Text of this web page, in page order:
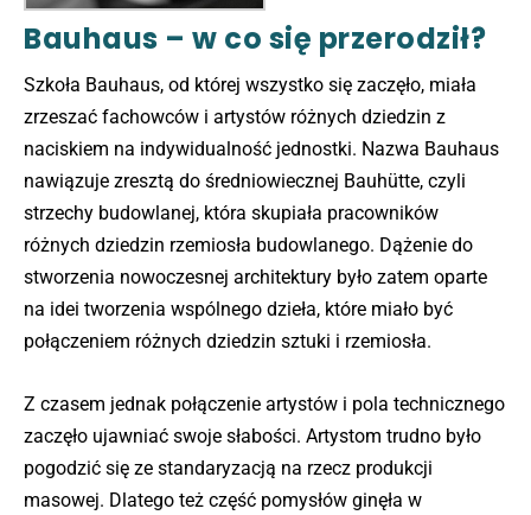
Bauhaus – w co się przerodził?
Szkoła Bauhaus, od której wszystko się zaczęło, miała
zrzeszać fachowców i artystów różnych dziedzin z
naciskiem na indywidualność jednostki. Nazwa Bauhaus
nawiązuje zresztą do średniowiecznej Bauhütte, czyli
strzechy budowlanej, która skupiała pracowników
różnych dziedzin rzemiosła budowlanego. Dążenie do
stworzenia nowoczesnej architektury było zatem oparte
na idei tworzenia wspólnego dzieła, które miało być
połączeniem różnych dziedzin sztuki i rzemiosła.
Z czasem jednak połączenie artystów i pola technicznego
zaczęło ujawniać swoje słabości. Artystom trudno było
pogodzić się ze standaryzacją na rzecz produkcji
masowej. Dlatego też część pomysłów ginęła w